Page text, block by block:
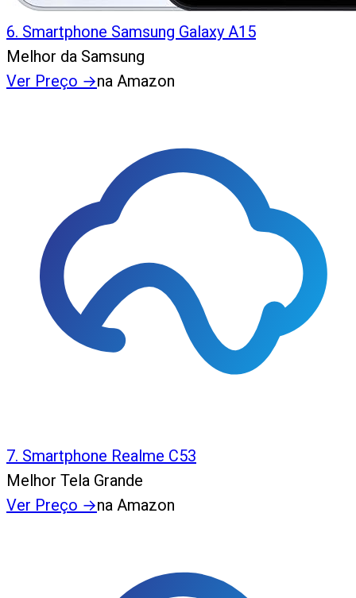
6. Smartphone Samsung Galaxy A15
Melhor da Samsung
Ver Preço →na Amazon
7. Smartphone Realme C53
Melhor Tela Grande
Ver Preço →na Amazon